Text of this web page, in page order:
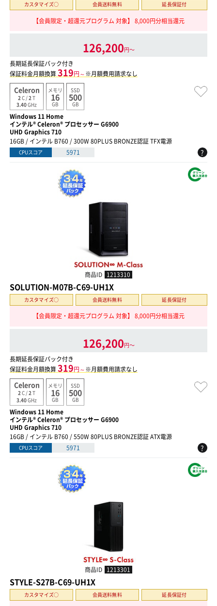
カスタマイズ○ 会員送料無料 延長保証付
【会員限定・超還元プログラム 対象】 8,000円分相当還元
126,200円〜
長期延長保証パック付き
保証料金月額換算319円～※月額費用請求なし
Celeron
2 C /2 T
3.40GHz
メモリ
16
GB
SSD
500
GB
Windows 11 Home
インテル® Celeron® プロセッサー G6900
UHD Graphics 710
16GB / インテル B760 / 300W 80PLUS BRONZE認証 TFX電源
CPUスコア 5971 ?
商品ID 1213310
SOLUTION-M07B-C69-UH1X
カスタマイズ○ 会員送料無料 延長保証付
【会員限定・超還元プログラム 対象】 8,000円分相当還元
126,200円〜
長期延長保証パック付き
保証料金月額換算319円～※月額費用請求なし
Celeron
2C /2T
3.40GHz
メモリ
16
GB
SSD
500
GB
Windows 11 Home
インテル® Celeron® プロセッサー G6900
UHD Graphics 710
16GB / インテル B760 / 550W 80PLUS BRONZE認証 ATX電源
CPUスコア 5971 ?
商品ID 1213301
STYLE-S27B-C69-UH1X
カスタマイズ○ 会員送料無料 延長保証付